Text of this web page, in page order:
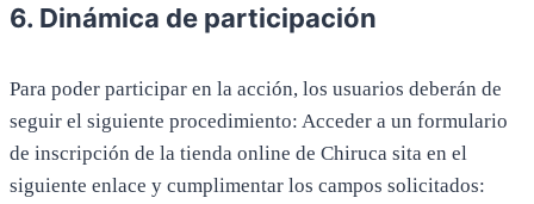
6. Dinámica de participación
Para poder participar en la acción, los usuarios deberán de
seguir el siguiente procedimiento: Acceder a un formulario
de inscripción de la tienda online de Chiruca sita en el
siguiente enlace y cumplimentar los campos solicitados: